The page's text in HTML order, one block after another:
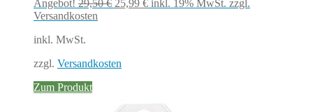
Angebot! 29,50€ Ursprünglicher
25,99 €Aktueller
inkl. 19% MwSt. zzgl.
Versandkosten
inkl. MwSt.
zzgl. Versandkosten
Zum Produkt